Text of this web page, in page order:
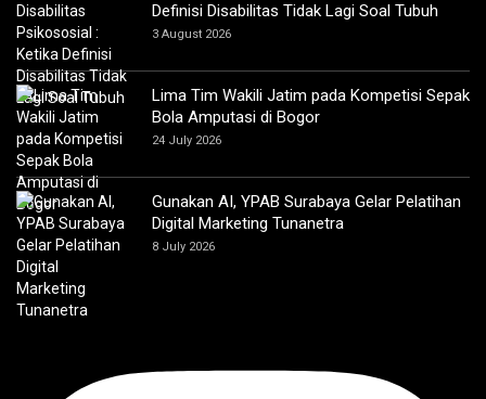
Definisi Disabilitas Tidak Lagi Soal Tubuh
3 August 2026
Lima Tim Wakili Jatim pada Kompetisi Sepak
Bola Amputasi di Bogor
24 July 2026
Gunakan AI, YPAB Surabaya Gelar Pelatihan
Digital Marketing Tunanetra
8 July 2026